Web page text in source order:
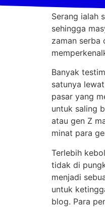
Serang ialah
sehingga
zaman serba
Banyak
satunya
pasar yang
untuk saling
atau gen Z
minat para
Terlebih
tidak di
menjadi
untuk
blog. Para